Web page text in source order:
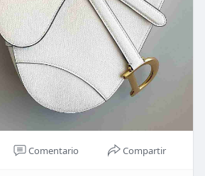
Comentario Compartir